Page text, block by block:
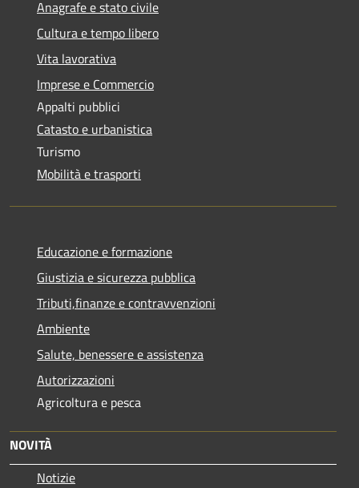
Anagrafe e stato civile
Cultura e tempo libero
Vita lavorativa
Imprese e Commercio
Appalti pubblici
Catasto e urbanistica
Turismo
Mobilità e trasporti
Educazione e formazione
Giustizia e sicurezza pubblica
Tributi,finanze e contravvenzioni
Ambiente
Salute, benessere e assistenza
Autorizzazioni
Agricoltura e pesca
NOVITÀ
Notizie